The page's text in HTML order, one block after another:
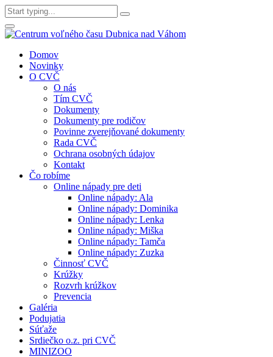
Domov
Novinky
O CVČ
O nás
Tím CVČ
Dokumenty
Dokumenty pre rodičov
Povinne zverejňované dokumenty
Rada CVČ
Ochrana osobných údajov
Kontakt
Čo robíme
Online nápady pre deti
Online nápady: Ala
Online nápady: Dominika
Online nápady: Lenka
Online nápady: Miška
Online nápady: Tamča
Online nápady: Zuzka
Činnosť CVČ
Krúžky
Rozvrh krúžkov
Prevencia
Galéria
Podujatia
Súťaže
Srdiečko o.z. pri CVČ
MINIZOO